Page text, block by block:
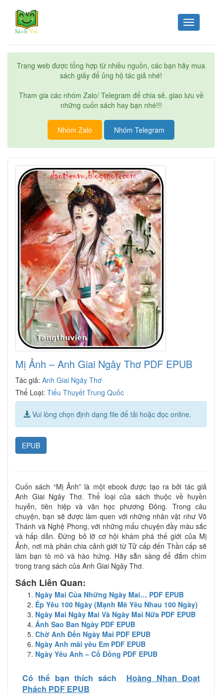
Toggle
navigation
Trang web được tổng hợp từ nhiều nguồn, các bạn hãy mua
sách giấy để ủng hộ tác giả nhé!
Tham gia các nhóm Zalo/ Telegram để chia sẻ, giao lưu về
những cuốn sách hay bạn nhé!!!
Nhóm Zalo Nhóm Telegram
Mị Ảnh – Anh Giai Ngây Thơ PDF EPUB
Tác giả: Anh Giai Ngây Thơ
Thể Loại: Tiểu Thuyết Trung Quốc
Vui lòng chọn định dạng file để tải hoặc đọc online.
EPUB
Cuốn sách “Mị Ảnh” là một ebook được tạo ra bởi tác giả
Anh Giai Ngây Thơ. Thể loại của sách thuộc về huyền
huyễn, tiên hiệp và văn học phương Đông. Trong câu
chuyện, bạn sẽ được làm quen với những nhân vật như Võ
Thánh và Nghệ Phong, với những mẩu chuyện đầy màu sắc
và hấp dẫn. Đừng bỏ lỡ cơ hội khám phá thế giới của Mị
Ảnh, nơi mà phân chia cảnh giới từ Tử cấp đến Thần cấp sẽ
làm bạn tò mò và hào hứng. Hãy sẵn sàng để đắm chìm
trong trang sách của Anh Giai Ngây Thơ.
Sách Liên Quan:
Ngày Mai Của Những Ngày Mai… PDF EPUB
Ép Yêu 100 Ngày (Mạnh Mẽ Yêu Nhau 100 Ngày)
Ngày Mai Ngày Mai Và Ngày Mai Nữa PDF EPUB
Ánh Sao Ban Ngày PDF EPUB
Chờ Anh Đến Ngày Mai PDF EPUB
Ngày Anh mãi yêu Em PDF EPUB
Ngày Yêu Anh – Cổ Đồng PDF EPUB
Có thể bạn thích sách
Hoàng Nhan Đoạt
Phách PDF EPUB